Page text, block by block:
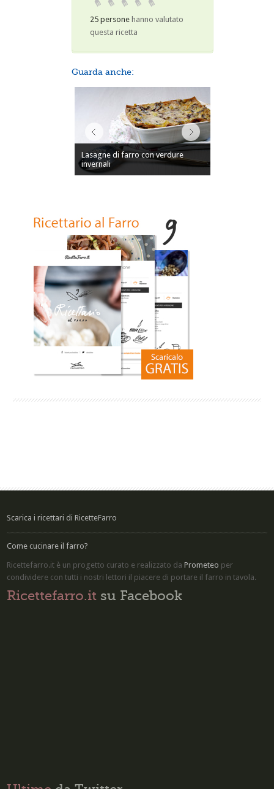
25 personehanno valutato
questa ricetta
Guarda anche:
Lasagne di farro con verdure
invernali
Scarica i ricettari di RicetteFarro
Come cucinare il farro?
Ricettefarro.it è un progetto curato e realizzato daPrometeo per
condividere con tutti i nostri lettori il piacere di portare il farro in tavola.
Ricettefarro.it su Facebook